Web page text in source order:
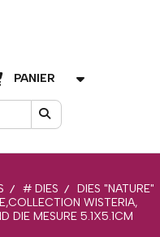
PANIER
# DIES
DIES "NATURE"
WISTERIA,
DIE MESURE 5.1X5.1CM